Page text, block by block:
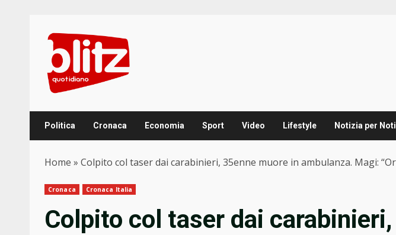
content
Politica Cronaca Economia Sport Video Lifestyle Notizia per
Home » Colpito col taser dai carabinieri, 35enne muore in ambulanza. Magi:
Cronaca Cronaca Italia
Colpito col taser dai